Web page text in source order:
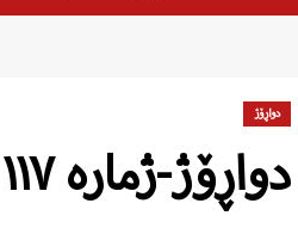
دواڕۆژ
دواڕۆژ-ژمارە ١١٧